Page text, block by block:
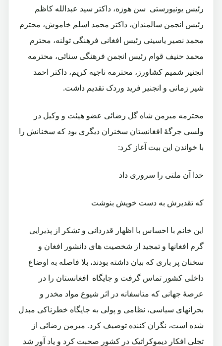
رئیس یونیورستی سن هوزه، داکتر سید عبدالله کاظم
رئیس انجمن سالمندان، داکتر محمد اسلم خاموش، محترم
محمد نصیر یاسینی رئیس افغانی فرهنگی تولنه، محترم
محمد حنیف قوام رئیس انجمن فرهنگی سنائی، محترمه
انجنیر شمیم کشاورز، محترمه ناجیه کریم، داکتر احمد
شیر زمانی و انجنیر فرید وردک تقدیم داشت.
محترمه میرمن شاه گل رضائی عضو هیئت و وکیل در
ولسی جرگۀ افغانستان سخنران دیگری بود که سخنانش را
با خواندن این بیت آغاز کرد:
خدا آن ملتی را سروری داد
که تقدیرش به دست خویش بنوشت
این خانم با احساس با اظهار قدردانی و تشکر از پذیرایی
گرم افغانها و تمجید از شخصیت های دانشور افغان و
سخنان پر باری که بیان داشته بودند، بلا فاصله به اوضاع
داخلی کشور تماس گرفت و جایگاه افغانستان را در
عرصۀ جهانی که متاسفانه در اثر شیوع مواد مخدر و
بحرانهای سیاسی، نظامی و پولی به جایگاه خطرناکی مبدل
شده است، نگران کننده توصیف کرد. میرمن رضائی از
تجلی افکار دیموکراتیک در کشور صحبت کرد و یاد آور شد